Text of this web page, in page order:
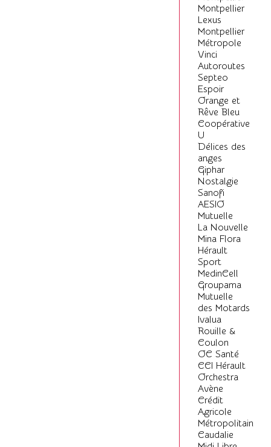
Montpellier
Lexus
Montpellier
Métropole
Vinci
Autoroutes
Septeo
Espoir
Orange et
Rêve Bleu
Coopérative
U
Délices des
anges
Giphar
Nostalgie
Sanofi
AESIO
Mutuelle
La Nouvelle
Mina Flora
Hérault
Sport
MedinCell
Groupama
Mutuelle
des Motards
Ivalua
Rouille &
Coulon
OC Santé
CCI Hérault
Orchestra
Avène
Crédit
Agricole
Métropolitain
Caudalie